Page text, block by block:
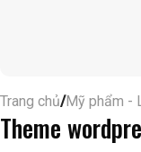
Trang chủ/Mỹ phẩm -
Theme